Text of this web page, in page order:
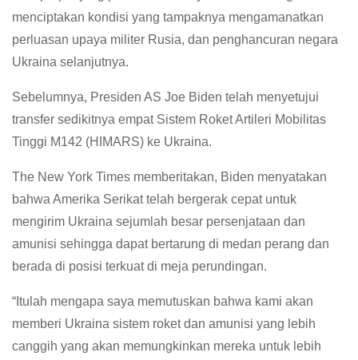
menciptakan kondisi yang tampaknya mengamanatkan
perluasan upaya militer Rusia, dan penghancuran negara
Ukraina selanjutnya.
Sebelumnya, Presiden AS Joe Biden telah menyetujui
transfer sedikitnya empat Sistem Roket Artileri Mobilitas
Tinggi M142 (HIMARS) ke Ukraina.
The New York Times memberitakan, Biden menyatakan
bahwa Amerika Serikat telah bergerak cepat untuk
mengirim Ukraina sejumlah besar persenjataan dan
amunisi sehingga dapat bertarung di medan perang dan
berada di posisi terkuat di meja perundingan.
“Itulah mengapa saya memutuskan bahwa kami akan
memberi Ukraina sistem roket dan amunisi yang lebih
canggih yang akan memungkinkan mereka untuk lebih